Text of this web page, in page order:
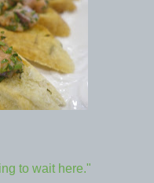
to wait here."